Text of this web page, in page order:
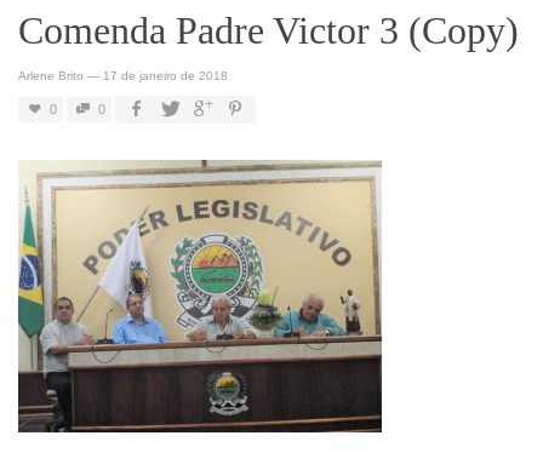
Comenda Padre Victor 3 (Copy)
Arlene Brito — 17 de janeiro de 2018
0 0